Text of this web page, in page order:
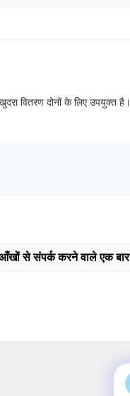
वितरण दोनों के लिए उपयुक्त
से संपर्क करने वाले एक